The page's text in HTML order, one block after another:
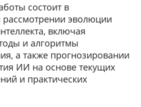
состоит в
рассмотрении эволюции
включая
и алгоритмы
а также прогнозировании
ИИ на основе текущих
и практических